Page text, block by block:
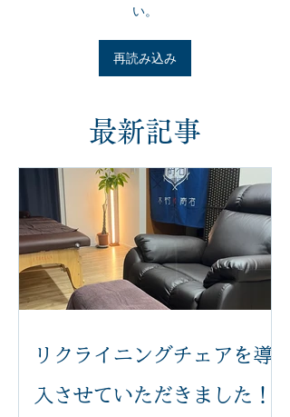
い。
再読み込み
最新記事
リクライニングチェアを導
入させていただきました！